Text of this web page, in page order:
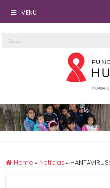
MENU
Home » Noticias »